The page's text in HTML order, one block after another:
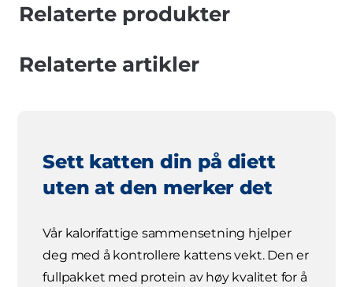
Relaterte produkter
Relaterte artikler
Sett katten din på diett
uten at den merker det
Vår kalorifattige sammensetning hjelper
deg med å kontrollere kattens vekt. Den er
fullpakket med protein av høy kvalitet for å